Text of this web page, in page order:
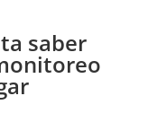
saber